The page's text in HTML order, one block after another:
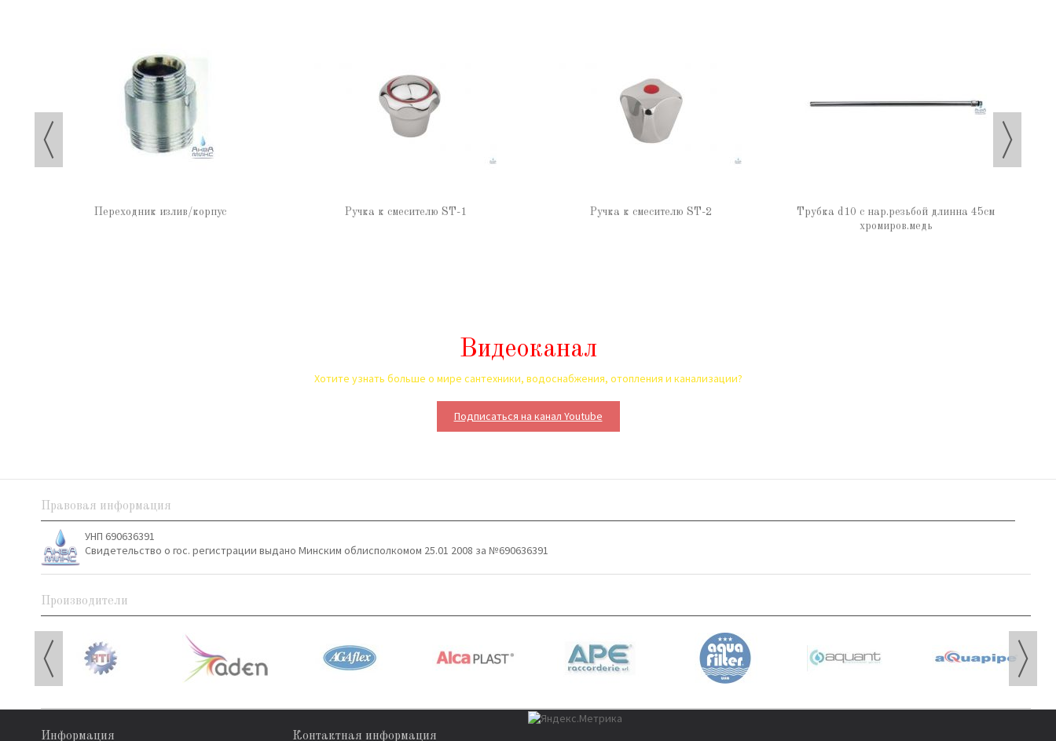
Переходник излив/корпус Ручка к смесителю ST-1 Ручка к смесителю ST-2
Трубка d10 с нар.резьбой длинна 45см
хромиров.медь
Видеоканал
Хотите узнать больше о мире сантехники, водоснабжения, отопления и канализации?
Подписаться на канал Youtube
Правовая информация
УНП 690636391
Свидетельство о гос. регистрации выдано Минским облисполкомом 25.01 2008 за №690636391
Производители
Информация Контактная информация